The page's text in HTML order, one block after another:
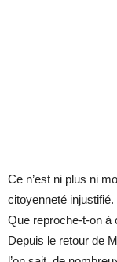
Ce n’est ni plus ni
citoyenneté injustifié.
Que reproche-t-on à
Depuis le retour de